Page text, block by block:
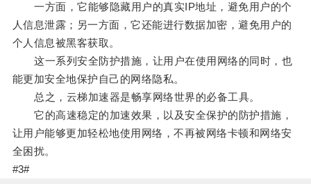
一方面，它能够隐藏用户的真实IP地址，避免用户的个
人信息泄露；另一方面，它还能进行数据加密，避免用户的
个人信息被黑客获取。
这一系列安全防护措施，让用户在使用网络的同时，也
能更加安全地保护自己的网络隐私。
总之，云梯加速器是畅享网络世界的必备工具。
它的高速稳定的加速效果，以及安全保护的防护措施，
让用户能够更加轻松地使用网络，不再被网络卡顿和网络安
全困扰。
#3#